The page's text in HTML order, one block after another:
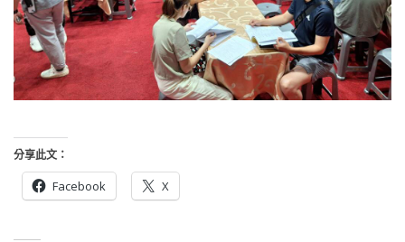
分享此文：
Facebook X